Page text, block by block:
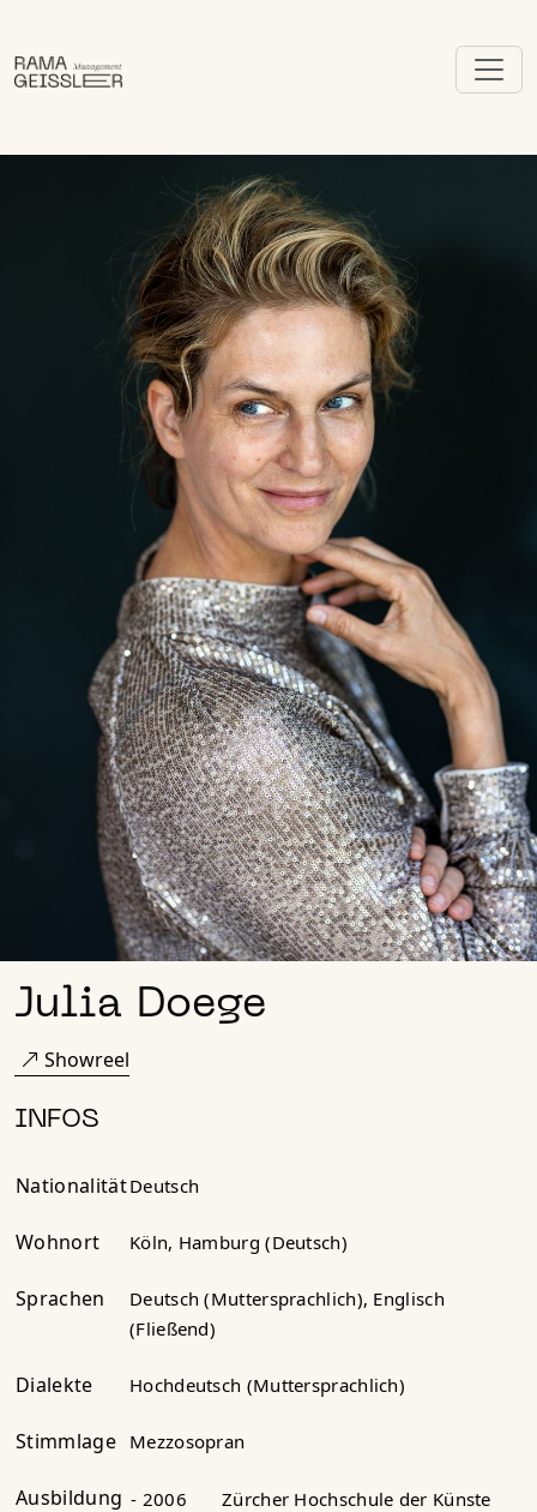
Julia Doege
Showreel
INFOS
NationalitätDeutsch
Wohnort Köln, Hamburg (Deutsch)
Sprachen
Deutsch (Muttersprachlich), Englisch
(Fließend)
Dialekte Hochdeutsch (Muttersprachlich)
Stimmlage Mezzosopran
Ausbildung - 2006
Zürcher Hochschule der Künste